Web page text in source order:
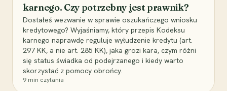
karnego. Czy potrzebny jest prawnik?
Dostałeś wezwanie w sprawie oszukańczego wniosku
kredytowego? Wyjaśniamy, który przepis Kodeksu
karnego naprawdę reguluje wyłudzenie kredytu (art.
297 KK, a nie art. 285 KK), jaka grozi kara, czym różni
się status świadka od podejrzanego i kiedy warto
skorzystać z pomocy obrońcy.
9 min czytania